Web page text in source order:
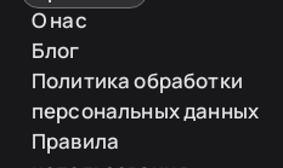
О нас
Блог
Политика обработки
персональных данных
Правила